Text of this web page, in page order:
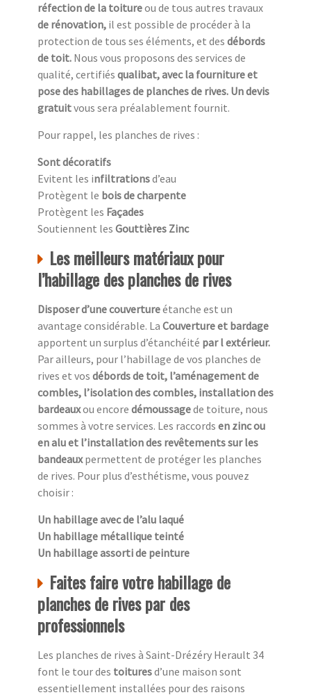
réfection de la toitureou de tous autres travaux
de rénovation, il est possible de procéder à la
protection de tous ses éléments, et des débords
de toit. Nous vous proposons des services de
qualité, certifiés qualibat, avec la fourniture et
pose des habillages de planches de rives. Un devis
gratuitvous sera préalablement fournit.
Pour rappel, les planches de rives :
Sont décoratifs
Evitent les infiltrationsd’eau
Protègent le bois de charpente
Protègent les Façades
Soutiennent les Gouttières Zinc
Les meilleurs matériaux pour
l’habillage des planches de rives
Disposer d’une couvertureétanche est un
avantage considérable. La Couverture et bardage
apportent un surplus d’étanchéité par l extérieur.
Par ailleurs, pour l’habillage de vos planches de
rives et vos débords de toit, l’aménagement de
combles, l’isolation des combles, installation des
bardeauxou encore démoussagede toiture, nous
sommes à votre services. Les raccords en zinc ou
en alu et l’installation des revêtements sur les
bandeauxpermettent de protéger les planches
de rives. Pour plus d’esthétisme, vous pouvez
choisir :
Un habillage avec de l’alu laqué
Un habillage métallique teinté
Un habillage assorti de peinture
Faites faire votre habillage de
planches de rives par des
professionnels
Les planches de rives à Saint-Drézéry Herault 34
font le tour des toituresd’une maison sont
essentiellement installées pour des raisons